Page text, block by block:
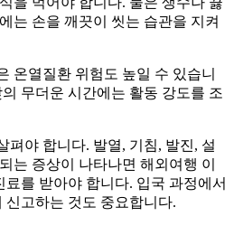
는 손을 깨끗이 씻는 습관을 지켜
온열질환 위험도 높일 수 있습니
무더운 시간에는 활동 강도를 조
펴야 합니다. 발열, 기침, 발진, 설
는 증상이 나타나면 해외여행 이
를 받아야 합니다. 입국 과정에서
고하는 것도 중요합니다.